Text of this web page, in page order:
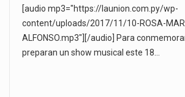
[audio mp3="https://launion.com.py/wp-
content/uploads/2017/11/10-ROSA-
ALFONSO.mp3"][/audio] Para
preparan un show musical este 18…